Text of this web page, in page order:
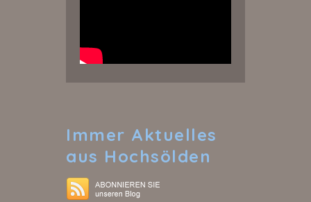
Immer Aktuelles
aus Hochsölden